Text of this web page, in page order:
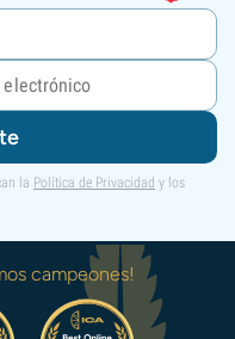
la Política de Privacidad y los
campeones!